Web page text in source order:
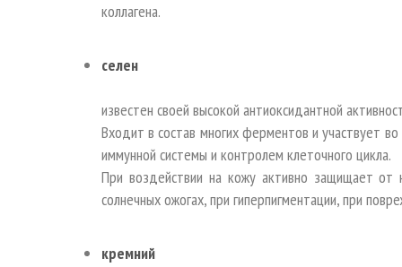
коллагена.
селен
известен своей высокой антиоксидантной
Входит в состав многих ферментов и участвует
иммунной системы и контролем клеточного цикла.
При воздействии на кожу активно защищает от
солнечных ожогах, при гиперпигментации, при
кремний